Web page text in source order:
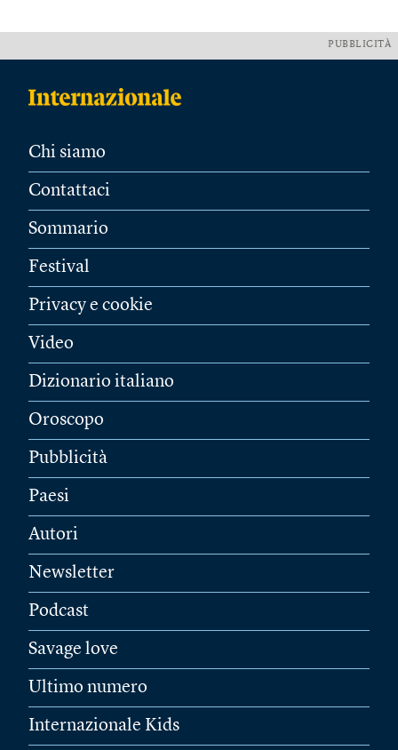
PUBBLICITÀ
Chi siamo
Contattaci
Sommario
Festival
Privacy e cookie
Video
Dizionario italiano
Oroscopo
Pubblicità
Paesi
Autori
Newsletter
Podcast
Savage love
Ultimo numero
Internazionale Kids